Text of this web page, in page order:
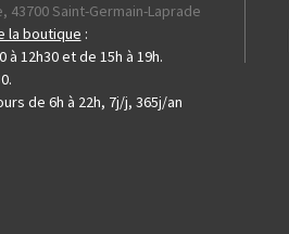
43700 Saint-Germain-Laprade
la boutique :
12h30 et de 15h à 19h.
de 6h à 22h, 7j/j, 365j/an